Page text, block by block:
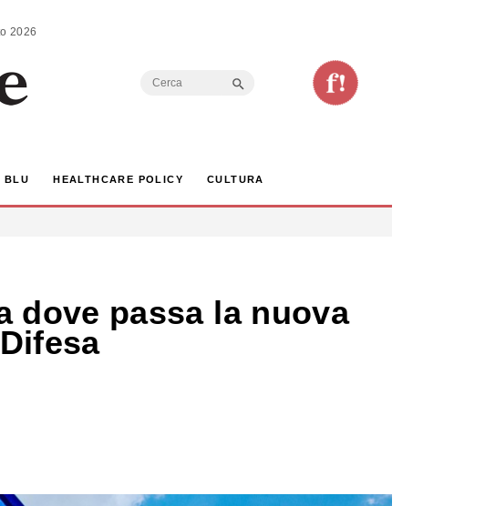
6 Agosto 2026
Search
BLU HEALTHCARE POLICY CULTURA
dove passa la nuova